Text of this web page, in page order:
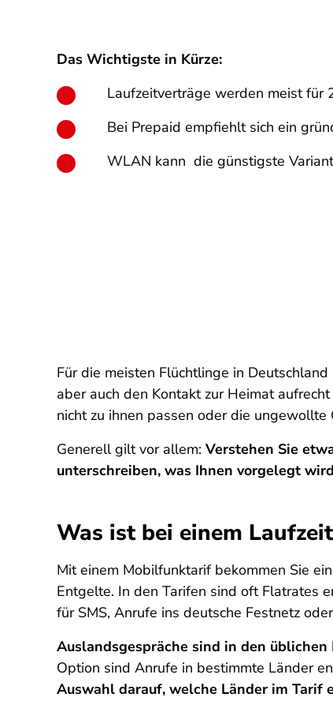
Das Wichtigste in Kürze:
Laufzeitverträge werden meist für
Bei Prepaid empfiehlt sich ein
WLAN kann die günstigste
Für die meisten Flüchtlinge in
aber auch den Kontakt zur Heimat
nicht zu ihnen passen oder die ungewollte
Generell gilt vor allem: Verstehen Sie
unterschreiben, was Ihnen vorgelegt wird
Was ist bei einem
Mit einem Mobilfunktarif bekommen Sie
Entgelte. In den Tarifen sind oft Flatrates
für SMS, Anrufe ins deutsche Festnetz
Auslandsgespräche sind in den
Option sind Anrufe in bestimmte Länder
Auswahl darauf, welche Länder im Tarif